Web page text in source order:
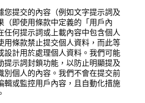
您提交的內容（例如文字提示詞及
（即使用條款中定義的「用戶內
任何提示詞或上載內容中包含個人
用條款禁止提交個人資料，而此等
設計用於處理個人資料。我們可能
提示詞封鎖功能，以防止明顯提及
別個人的內容。我們不會在提交前
輯或監控用戶內容，且自動化措施